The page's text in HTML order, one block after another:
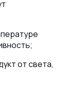
от света,